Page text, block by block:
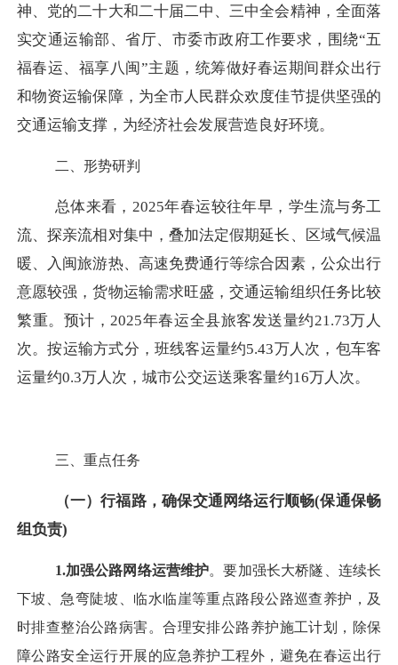
神、党的二十大和二十届二中、三中全会精神，全面落
实交通运输部、省厅、市委市政府工作要求，围绕“五
福春运、福享八闽”主题，统筹做好春运期间群众出行
和物资运输保障，为全市人民群众欢度佳节提供坚强的
交通运输支撑，为经济社会发展营造良好环境。
二、形势研判
总体来看， 2025年春运较往年早，学生流与务工
流、探亲流相对集中，叠加法定假期延长、区域气候温
暖、入闽旅游热、高速免费通行等综合因素， 公众出行
意愿较强，货物运输需求旺盛，交通运输组织任务比较
繁重。预计，2025年春运全县旅客发送量约21.73万人
次。按运输方式分，班线客运量约5.43万人次，包车客
运量约0.3万人次，城市公交运送乘客量约16万人次。
三、重点任务
（一）行福路，确保交通网络运行顺畅(保通保畅
组负责)
1.加强公路网络运营维护。要加强长大桥隧、连续长
下坡、急弯陡坡、临水临崖等重点路段公路巡查养护，及
时排查整治公路病害。合理安排公路养护施工计划，除保
障公路安全运行开展的应急养护工程外，避免在春运出行